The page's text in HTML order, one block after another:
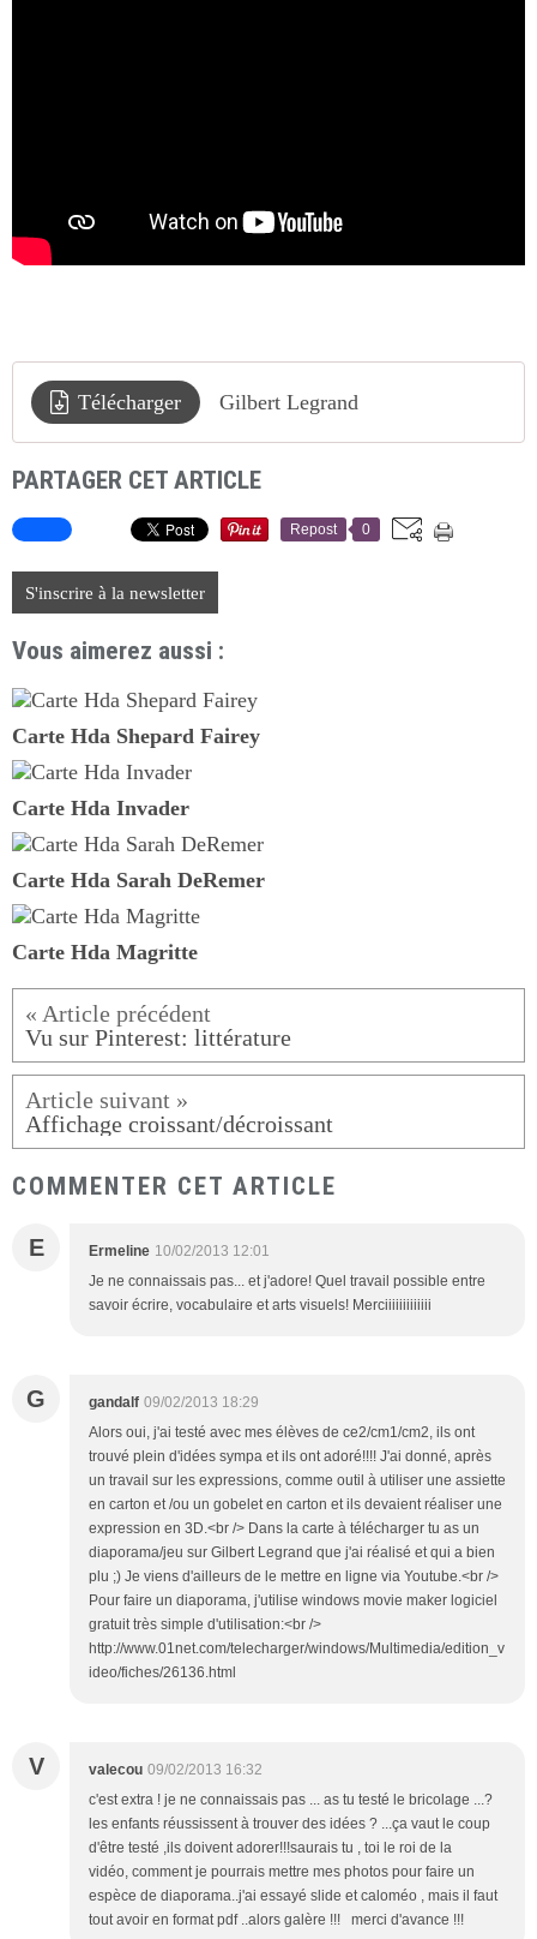
Télécharger Gilbert Legrand
PARTAGER CET ARTICLE
Repost 0
S'inscrire à la newsletter
Vous aimerez aussi :
Carte Hda Shepard Fairey
Carte Hda Invader
Carte Hda Sarah DeRemer
Carte Hda Magritte
Vu sur Pinterest: littérature
Affichage croissant/décroissant
COMMENTER CET ARTICLE
E Ermeline 10/02/2013 12:01
Je ne connaissais pas... et j'adore! Quel travail possible entre
savoir écrire, vocabulaire et arts visuels! Merciiiiiiiiiiiii
G gandalf 09/02/2013 18:29
Alors oui, j'ai testé avec mes élèves de ce2/cm1/cm2, ils ont
trouvé plein d'idées sympa et ils ont adoré!!!! J'ai donné, après
un travail sur les expressions, comme outil à utiliser une assiette
en carton et /ou un gobelet en carton et ils devaient réaliser une
expression en 3D.<br /> Dans la carte à télécharger tu as un
diaporama/jeu sur Gilbert Legrand que j'ai réalisé et qui a bien
plu ;) Je viens d'ailleurs de le mettre en ligne via Youtube.<br />
Pour faire un diaporama, j'utilise windows movie maker logiciel
gratuit très simple d'utilisation:<br />
http://www.01net.com/telecharger/windows/Multimedia/edition_v
ideo/fiches/26136.html
V valecou 09/02/2013 16:32
c'est extra ! je ne connaissais pas ... as tu testé le bricolage ...?
les enfants réussissent à trouver des idées ? ...ça vaut le coup
d'être testé ,ils doivent adorer!!!saurais tu , toi le roi de la
vidéo, comment je pourrais mettre mes photos pour faire un
espèce de diaporama..j'ai essayé slide et caloméo , mais il faut
tout avoir en format pdf ..alors galère !!! merci d'avance !!!